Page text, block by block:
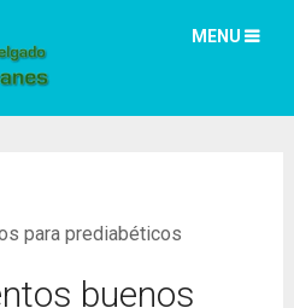
MENU
para prediabéticos
buenos